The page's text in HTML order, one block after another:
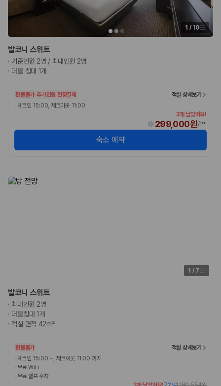
1 / 10
발코니 스위트
· 기준인원 2명 / 최대인원 2명
· 더블 침대 1개
환불불가 추가인원 현장결제
객실 상세보기
· 체크인 15:00, 체크아웃 11:00
3개 남았어요!
299,000원/1박
숙소 예약
1 / 7
발코니 스위트
· 최대인원 2명
· 더블침대 1개
·객실 면적 42m²
환불불가
객실 상세보기
· 체크인 15:00 ~, 체크아웃 11:00 까지
· 무료 WiFi
· 무료 셀프 주차